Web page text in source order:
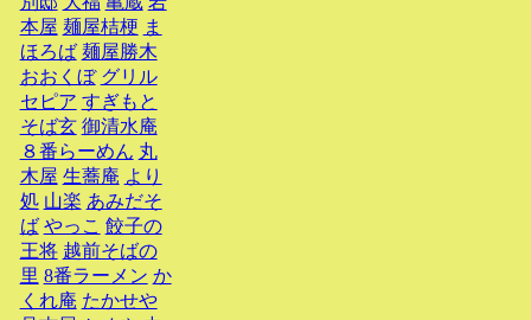
本屋 麺屋桔梗 ま
ほろば 麺屋勝木
おおくぼ グリル
セピア すぎもと
そば玄 御清水庵
８番らーめん 丸
木屋 生蕎庵 より
処 山楽 あみだそ
ば やっこ 餃子の
王将 越前そばの
里 8番ラーメン か
くれ庵 たかせや